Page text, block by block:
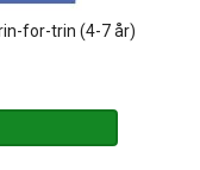
for-trin (4-7 år)